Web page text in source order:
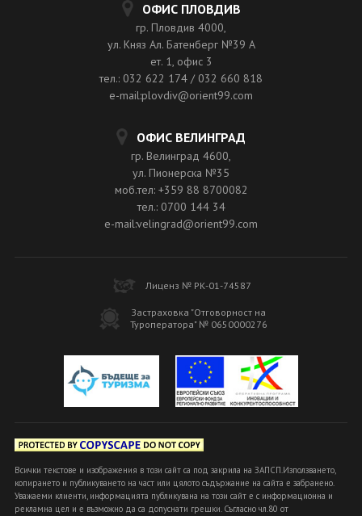
ОФИС ПЛОВДИВ
гр. Пловдив 4000,
ул. Княз Ал. Батенберг №39 A
ет. 1, офис 3
тел.: 032 622 174 / 032 660 818
e-mail:plovdiv@orient99.com
ОФИС ВЕЛИНГРАД
гр. Велинград 4600,
ул. Пионерска №35
моб.тел: +359 88 8700082
тел.: 0700 144 34
e-mail:velingrad@orient99.com
Лиценз № РК-01-74587
Застраховка "Отговорност на
Туроператора" № 0650000276
Всички текстове и изображения в този сайт са под закрила на ЗАПСП.Използването,
копирането и публикуването на част или цялото съдържание на сайта е забранено.
Уважаеми клиенти, информацията публикувана на този сайт е с информационна и
рекламна цел и е възможно да са допуснати грешки. Съгласно чл.80 от